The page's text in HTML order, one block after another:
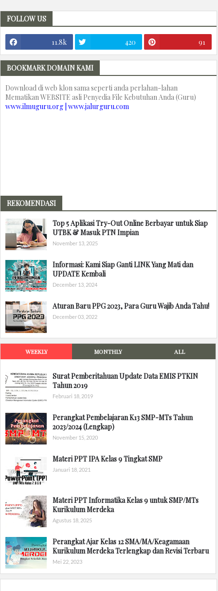
FOLLOW US
11.8k 420 91
BOOKMARK DOMAIN KAMI
Download di web klon sama seperti anda perlahan-lahan
Mematikan WEBSITE asli Penyedia File Kebutuhan Anda (Guru)
www.ilmuguru.org | www.jalurguru.com
REKOMENDASI
Top 5 Aplikasi Try-Out Online Berbayar untuk Siap
UTBK & Masuk PTN Impian
November 13, 2025
Informasi: Kami Siap Ganti LINK Yang Mati dan
UPDATE Kembali
December 13, 2024
Aturan Baru PPG 2023, Para Guru Wajib Anda Tahu!
December 03, 2022
WEEKLY MONTHLY ALL
Surat Pemberitahuan Update Data EMIS PTKIN
Tahun 2019
Februari 18, 2019
Perangkat Pembelajaran K13 SMP-MTs Tahun
2023/2024 (Lengkap)
November 15, 2020
Materi PPT IPA Kelas 9 Tingkat SMP
Januari 18, 2021
Materi PPT Informatika Kelas 9 untuk SMP/MTs
Kurikulum Merdeka
Agustus 18, 2025
Perangkat Ajar Kelas 12 SMA/MA/Keagamaan
Kurikulum Merdeka Terlengkap dan Revisi Terbaru
Mei 22, 2023